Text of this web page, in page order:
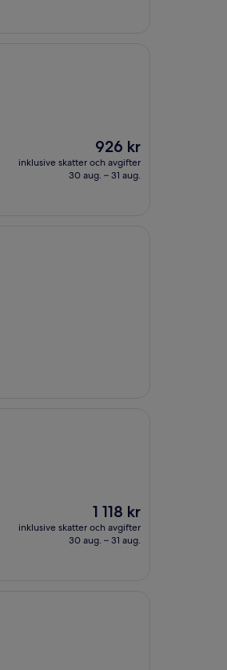
Priset
är
926 kr
926 kr
inklusive skatter och avgifter
30 aug. – 31 aug.
Priset
är
1 118 kr
1 118 kr
inklusive skatter och avgifter
30 aug. – 31 aug.